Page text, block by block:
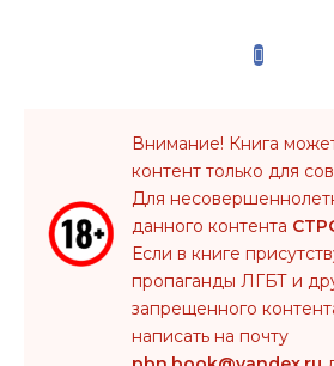
Внимание! Книга
контент только для
Для
данного контента
Если в книге
пропаганды ЛГБТ и
запрещенного
написать на почту